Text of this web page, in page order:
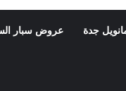
جدة عروض سبار